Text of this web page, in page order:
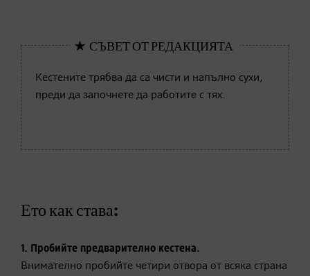
Кестените трябва да са чисти и напълно сухи,
преди да започнете да работите с тях.
Ето как става:
1. Пробийте предварително кестена.
Внимателно пробийте четири отвора от всяка страна